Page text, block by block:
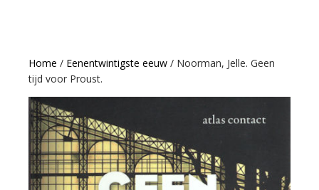
Home / Eenentwintigste eeuw / Noorman, Jelle. Geen
tijd voor Proust.